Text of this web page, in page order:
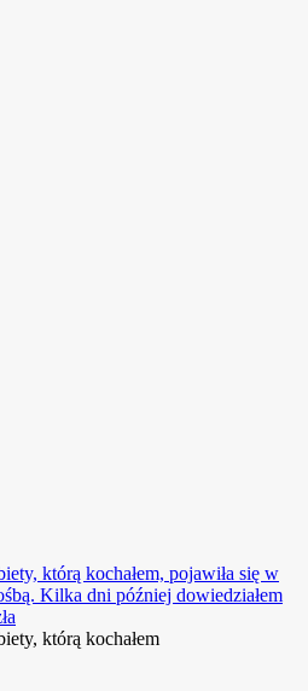
którą kochałem, pojawiła się w
Kilka dni później dowiedziałem
którą kochałem